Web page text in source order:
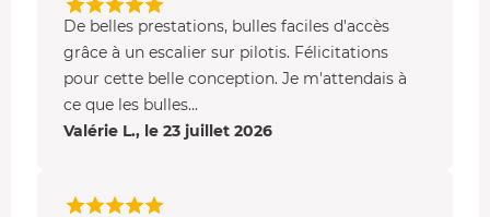
De belles prestations, bulles faciles d'accès
grâce à un escalier sur pilotis. Félicitations
pour cette belle conception. Je m'attendais à
ce que les bulles...
Valérie L., le 23 juillet 2026